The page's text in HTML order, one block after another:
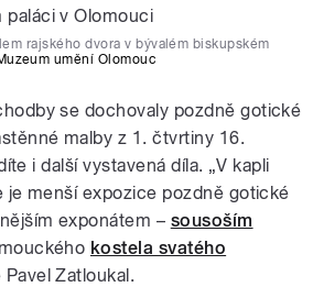
rajského dvora v bývalém biskupském
umění Olomouc
se dochovaly pozdně gotické
malby z 1. čtvrtiny 16.
i další vystavená díla. „V kapli
je menší expozice pozdně gotické
exponátem – sousoším
kostela svatého
Zatloukal.